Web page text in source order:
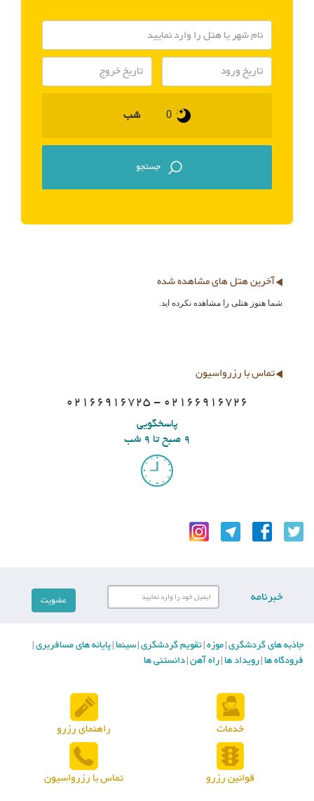
شب
آخرین هتل های مشاهده شده
شما هنوز هتلی را مشاهده نکرده اید.
تماس با رزرواسیون
02166916725 - 02166916726
پاسخگویی
9 صبح تا 9 شب
خبرنامه
جاذبه های گردشگری|موزه|تقویم گردشگری|سینما|پایانه های مسافربری|
فرودگاه ها|رویداد ها|راه آهن|دانستنی ها
خدمات راهنمای رزرو
قوانین رزرو تماس با رزرواسیون